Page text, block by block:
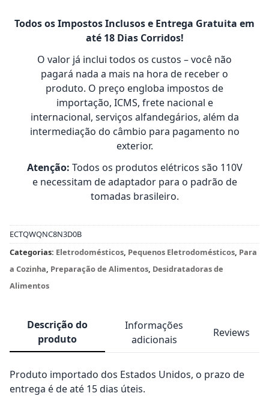
Todos os Impostos Inclusos e Entrega Gratuita em
até 18 Dias Corridos!
O valor já inclui todos os custos – você não
pagará nada a mais na hora de receber o
produto. O preço engloba impostos de
importação, ICMS, frete nacional e
internacional, serviços alfandegários, além da
intermediação do câmbio para pagamento no
exterior.
Atenção: Todos os produtos elétricos são 110V
e necessitam de adaptador para o padrão de
tomadas brasileiro.
ECTQWQNC8N3D0B
Categorias: Eletrodomésticos, Pequenos Eletrodomésticos, Para
a Cozinha, Preparação de Alimentos, Desidratadoras de
Alimentos
Descrição do
produto
Informações
adicionais
Reviews
Produto importado dos Estados Unidos, o prazo de
entrega é de até 15 dias úteis.